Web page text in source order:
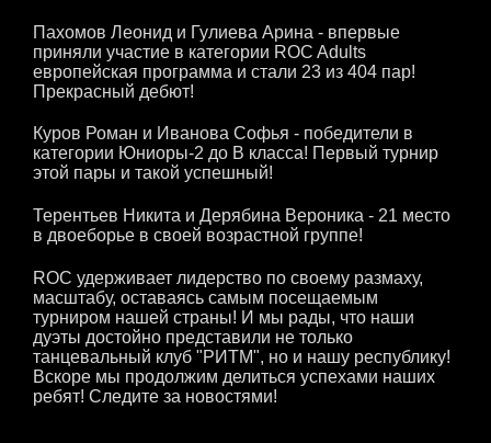
Пахомов Леонид и Гулиева Арина - впервые
приняли участие в категории ROC Adults
европейская программа и стали 23 из 404 пар!
Прекрасный дебют!
Куров Роман и Иванова Софья - победители в
категории Юниоры-2 до В класса! Первый турнир
этой пары и такой успешный!
Терентьев Никита и Дерябина Вероника - 21 место
в двоеборье в своей возрастной группе!
ROC удерживает лидерство по своему размаху,
масштабу, оставаясь самым посещаемым
турниром нашей страны! И мы рады, что наши
дуэты достойно представили не только
танцевальный клуб "РИТМ", но и нашу республику!
Вскоре мы продолжим делиться успехами наших
ребят! Следите за новостями!